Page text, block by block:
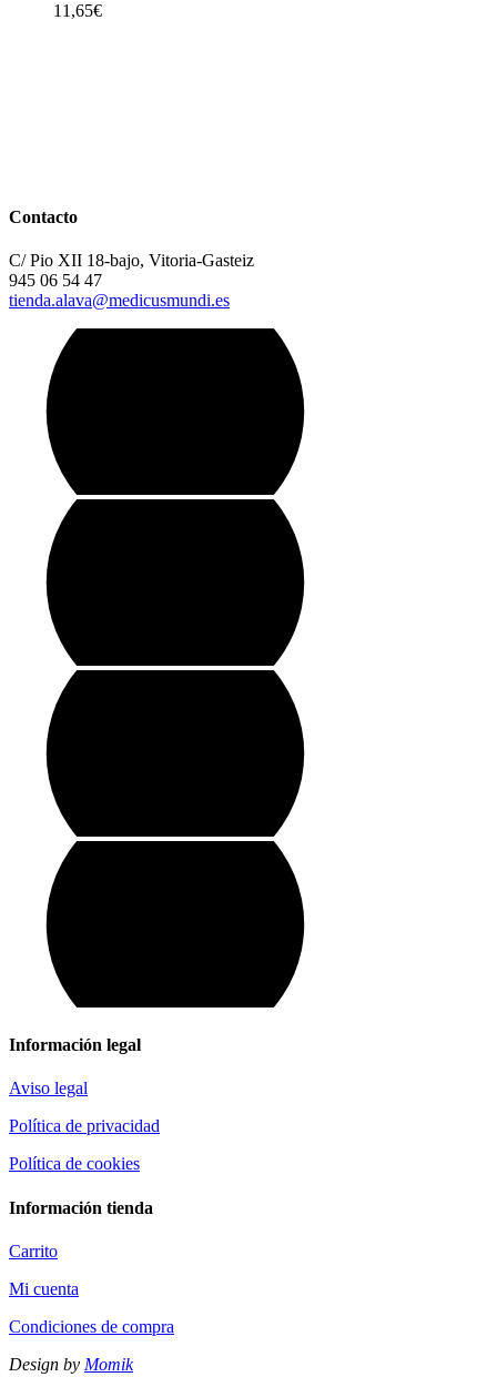
11,65€
Contacto
C/ Pio XII 18-bajo, Vitoria-Gasteiz
945 06 54 47
tienda.alava@medicusmundi.es
Información legal
Aviso legal
Política de privacidad
Política de cookies
Información tienda
Carrito
Mi cuenta
Condiciones de compra
Design by Momik